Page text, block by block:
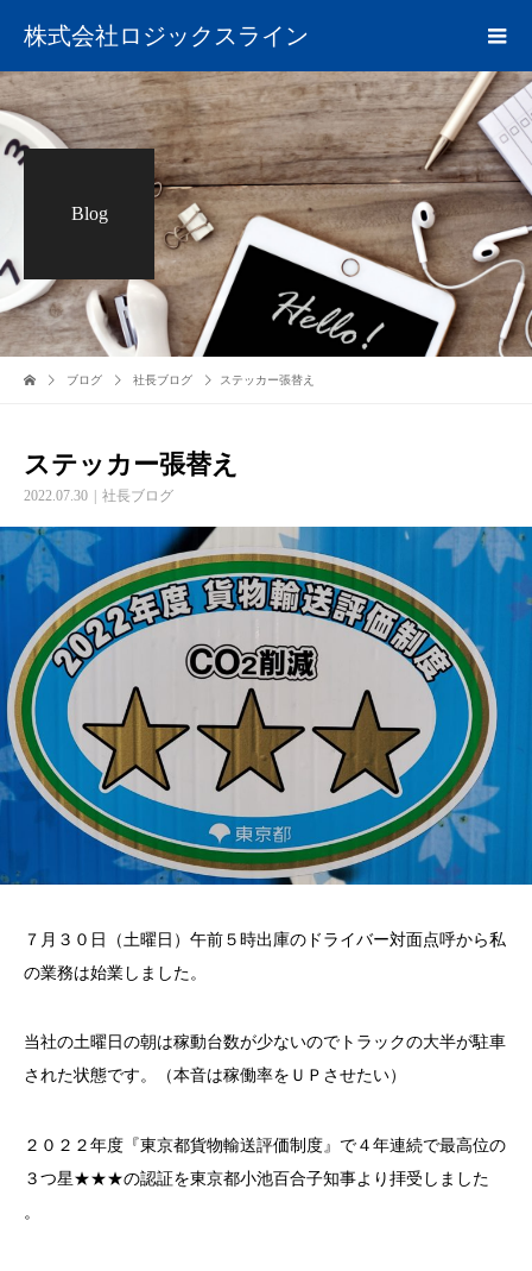
株式会社ロジックスライン
Blog
ブログ 社長ブログ ステッカー張替え
ステッカー張替え
2022.07.30 社長ブログ
７月３０日（土曜日）午前５時出庫のドライバー対面点呼から私
の業務は始業しました。
当社の土曜日の朝は稼動台数が少ないのでトラックの大半が駐車
された状態です。（本音は稼働率をＵＰさせたい）
２０２２年度『東京都貨物輸送評価制度』で４年連続で最高位の
３つ星★★★の認証を東京都小池百合子知事より拝受しました
。